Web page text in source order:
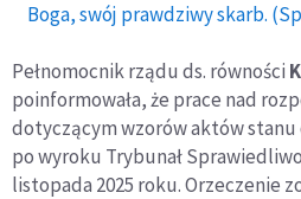
Boga, swój prawdziwy skarb.
Pełnomocnik rządu ds. równości
poinformowała, że prace nad
dotyczącym wzorów aktów stanu
po wyroku Trybunał
listopada 2025 roku. Orzeczenie